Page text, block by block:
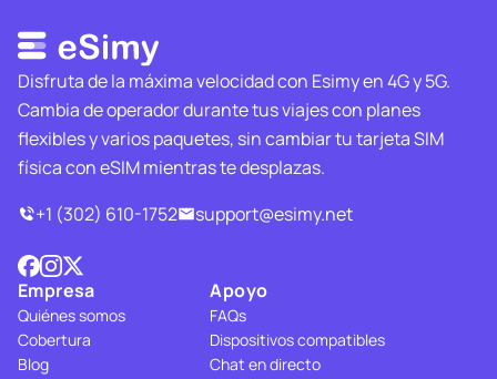
Disfruta de la máxima velocidad con Esimy en 4G y 5G.
Cambia de operador durante tus viajes con planes
flexibles y varios paquetes, sin cambiar tu tarjeta SIM
física con eSIM mientras te desplazas.
+1 (302) 610-1752
support@esimy.net
Empresa
Quiénes somos
Cobertura
Blog
Apoyo
FAQs
Dispositivos compatibles
Chat en directo